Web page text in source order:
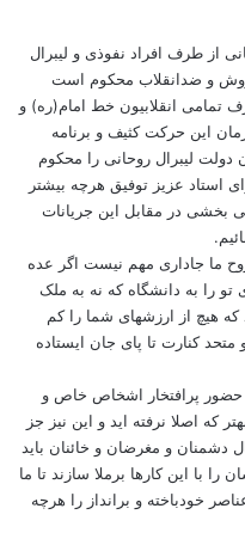
از طرف افراد نفوذی و لیبرال
و ضدانقلاب محکوم است
تمامی انقلابیون خط امام(ره) و
این حرکت کثیف و برنامه
لیبرال روحانی را محکوم
استاد عزیز توفیق هرچه بیشتر
بخشی در مقابل این جریانات
ما جاداری مهم نیست اگر عده
تو را به دانشگاه که نه به ملک
که هیچ از ارزشهای شما را کم
متحد کنارت تا پای جان ایستاده
حضور پرافتخار اشخاص خاص و
که اصلا نرفته اید و این نیز جز
و مغرضان و خائنان باید
با این کارها برملا سازند تا ما
خودباخته و برانداز را هرچه